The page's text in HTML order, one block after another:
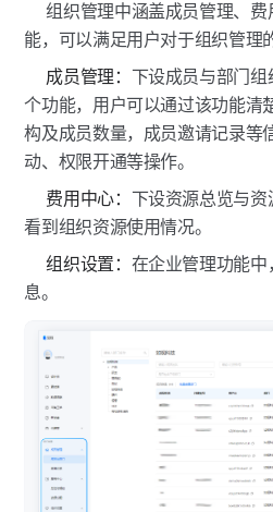
组织管理中涵盖成员管理、
能，可以满足用户对于组织管理
成员管理： 下设成员与部门
个功能，用户可以通过该功能清
构及成员数量，成员邀请记录等
动、权限开通等操作。
费用中心： 下设资源总览与
看到组织资源使用情况。
组织设置： 在企业管理功能
息。